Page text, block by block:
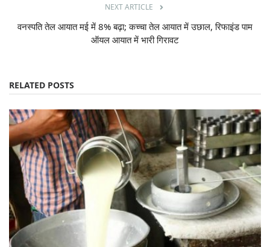
NEXT ARTICLE
वनस्पति तेल आयात मई में 8% बढ़ा; कच्चा तेल आयात में उछाल, रिफाइंड पाम
ऑयल आयात में भारी गिरावट
RELATED POSTS